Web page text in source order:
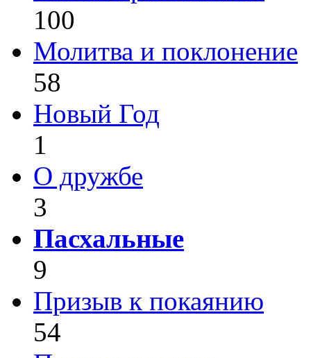
100
Молитва и поклонение
58
Новый Год
1
О дружбе
3
Пасхальные
9
Призыв к покаянию
54